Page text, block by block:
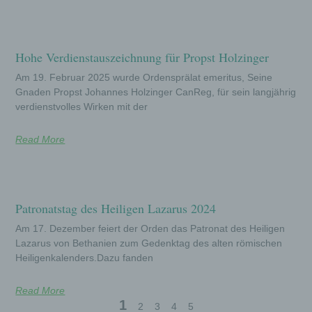
Hohe Verdienstauszeichnung für Propst Holzinger
Am 19. Februar 2025 wurde Ordensprälat emeritus, Seine
Gnaden Propst Johannes Holzinger CanReg, für sein langjährig
verdienstvolles Wirken mit der
Read More
Patronatstag des Heiligen Lazarus 2024
Am 17. Dezember feiert der Orden das Patronat des Heiligen
Lazarus von Bethanien zum Gedenktag des alten römischen
Heiligenkalenders.Dazu fanden
Read More
1 2 3 4 5
generated ID so that
the user's opt-in / opt-
out actions can be
documented. The ID is
stored anonymously.
dsgvoaio_create
_disable
standard is allowed or
not (setting of the page
operator).
This LocalStorage key /
value stores whether
the site operator).